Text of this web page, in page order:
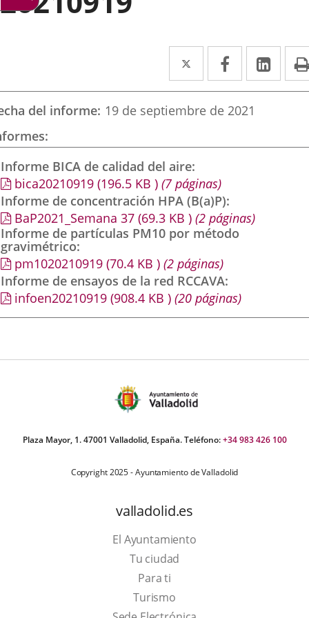
Twitter
Enlace
a
una
externa.
Facebook
Enlace
a
una
externa.
a
del informe 19 de septiembre de 2021
Informe BICA de calidad del aire
bica20210919 (196.5 KB ) (7 páginas)
Informe de concentración HPA (B(a)P)
BaP2021_Semana 37 (69.3 KB ) (2 páginas)
Informe de partículas PM10 por método
gravimétrico
pm1020210919 (70.4 KB ) (2 páginas)
Informe de ensayos de la red RCCAVA
infoen20210919 (908.4 KB ) (20 páginas)
Plaza Mayor, 1. 47001 Valladolid, España. Teléfono:+34 983 426 100
Copyright 2025 - Ayuntamiento de Valladolid
valladolid.es
El Ayuntamiento
Tu ciudad
Para ti
TurismoThis